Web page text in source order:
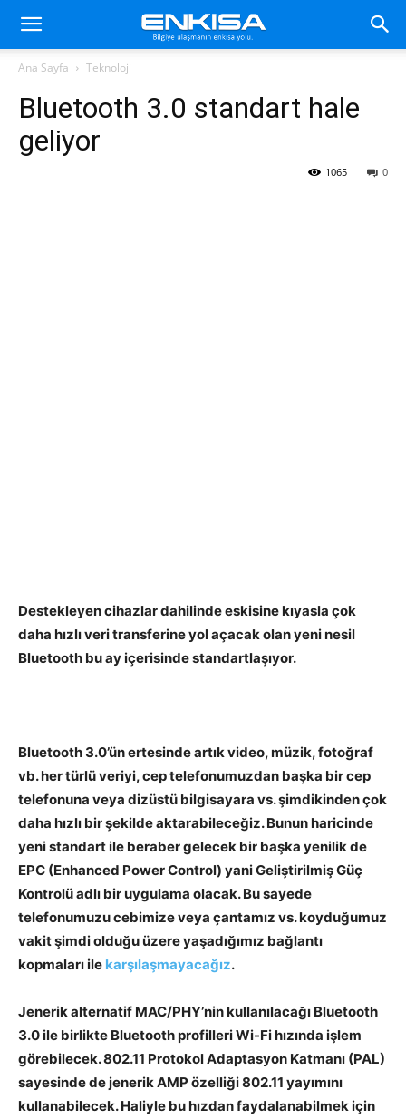
Ana Sayfa Teknoloji
Bluetooth 3.0 standart hale
geliyor
0
1065
Destekleyen cihazlar dahilinde eskisine kıyasla çok
daha hızlı veri transferine yol açacak olan yeni nesil
Bluetooth bu ay içerisinde standartlaşıyor.
Bluetooth 3.0’ün ertesinde artık video, müzik, fotoğraf
vb. her türlü veriyi, cep telefonumuzdan başka bir cep
telefonuna veya dizüstü bilgisayara vs. şimdikinden çok
daha hızlı bir şekilde aktarabileceğiz. Bunun haricinde
yeni standart ile beraber gelecek bir başka yenilik de
EPC (Enhanced Power Control) yani Geliştirilmiş Güç
Kontrolü adlı bir uygulama olacak. Bu sayede
telefonumuzu cebimize veya çantamız vs. koyduğumuz
vakit şimdi olduğu üzere yaşadığımız bağlantı
kopmaları ile karşılaşmayacağız.
Jenerik alternatif MAC/PHY’nin kullanılacağı Bluetooth
3.0 ile birlikte Bluetooth profilleri Wi-Fi hızında işlem
görebilecek. 802.11 Protokol Adaptasyon Katmanı (PAL)
sayesinde de jenerik AMP özelliği 802.11 yayımını
kullanabilecek. Haliyle bu hızdan faydalanabilmek için